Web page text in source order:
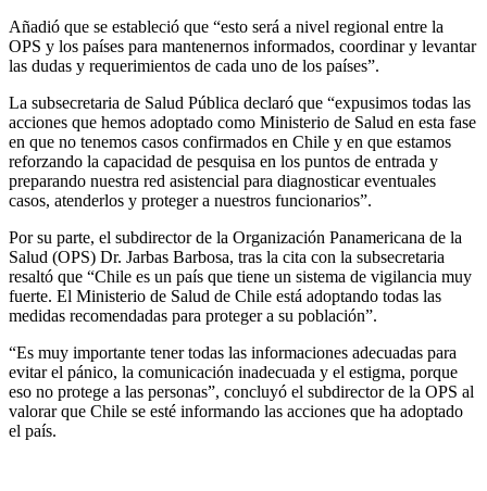
Añadió que se estableció que “esto será a nivel regional entre la
OPS y los países para mantenernos informados, coordinar y levantar
las dudas y requerimientos de cada uno de los países”.
La subsecretaria de Salud Pública declaró que “expusimos todas las
acciones que hemos adoptado como Ministerio de Salud en esta fase
en que no tenemos casos confirmados en Chile y en que estamos
reforzando la capacidad de pesquisa en los puntos de entrada y
preparando nuestra red asistencial para diagnosticar eventuales
casos, atenderlos y proteger a nuestros funcionarios”.
Por su parte, el subdirector de la Organización Panamericana de la
Salud (OPS) Dr. Jarbas Barbosa, tras la cita con la subsecretaria
resaltó que “Chile es un país que tiene un sistema de vigilancia muy
fuerte. El Ministerio de Salud de Chile está adoptando todas las
medidas recomendadas para proteger a su población”.
“Es muy importante tener todas las informaciones adecuadas para
evitar el pánico, la comunicación inadecuada y el estigma, porque
eso no protege a las personas”, concluyó el subdirector de la OPS al
valorar que Chile se esté informando las acciones que ha adoptado
el país.